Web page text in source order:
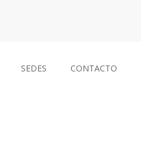
SEDES CONTACTO